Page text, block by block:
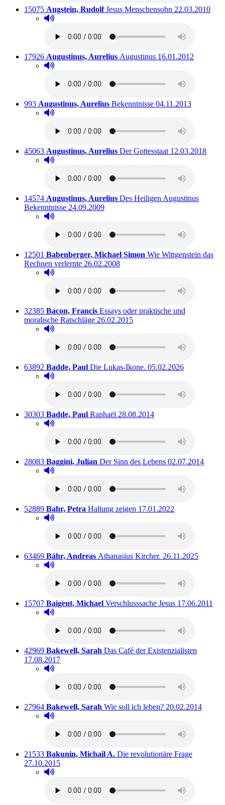
Titelnummer:
15075 von
Augstein, Rudolf:Jesus Menschensohn Ausleihbar seit
22.03.2010
Hörprobe abspielen
Hörprobe von Jesus Menschensohn
Titelnummer:
17926 von
Augustinus, Aurelius: Augustinus Ausleihbar seit dem
16.01.2012
Hörprobe abspielen
Hörprobe von Augustinus
Titelnummer:
993 von
Augustinus, Aurelius: Bekenntnisse Ausleihbar seit dem
04.11.2013
Hörprobe abspielen
Hörprobe von Bekenntnisse
Titelnummer:
45063 von
Augustinus, Aurelius: Der Gottesstaat Ausleihbar seit
12.03.2018
Hörprobe abspielen
Hörprobe von Der Gottesstaat
Titelnummer:
14574 von
Augustinus, Aurelius: Des Heiligen Augustinus
Bekenntnisse Ausleihbar seit dem
24.09.2009
Hörprobe abspielen
Hörprobe von Des Heiligen Augustinus Bekenntnisse
Titelnummer:
12501 von
Babenberger, Michael Simon Wie Wittgenstein das
Rechnen verlernte Ausleihbar seit dem
26.02.2008
Hörprobe abspielen
Hörprobe von Wie Wittgenstein das Rechnen
Titelnummer:
32385 von
Bacon, Francis: Essays oder praktische und
moralische Ratschläge Ausleihbar seit dem
26.02.2015
Hörprobe abspielen
Hörprobe von Essays oder praktische und moralische
Titelnummer:
63892 von
Badde, Paul: Die Lukas-Ikone. Ausleihbar seit dem
05.02.2026
Hörprobe abspielen
Hörprobe von Die Lukas-Ikone.
Titelnummer:
30303 von
Badde, Paul: Raphaël Ausleihbar seit dem
28.08.2014
Hörprobe abspielen
Hörprobe von Raphaël
Titelnummer:
28083 von
Baggini, Julian Der Sinn des Lebens Ausleihbar seit
02.07.2014
Hörprobe abspielen
Hörprobe von Der Sinn des Lebens
Titelnummer:
52889 von
Bahr, Petra Haltung zeigen Ausleihbar seit dem
17.01.2022
Hörprobe abspielen
Hörprobe von Haltung zeigen
Titelnummer:
63469 von
Bähr, Andreas: Athanasius Kircher. Ausleihbar seit dem
26.11.2025
Hörprobe abspielen
Hörprobe von Athanasius Kircher.
Titelnummer:
15707 von
Baigent, Michael: Verschlusssache Jesus Ausleihbar
17.06.2011
Hörprobe abspielen
Hörprobe von Verschlusssache Jesus
Titelnummer:
42969 von
Bakewell, Sarah Das Café der Existenzialisten
17.08.2017
Hörprobe abspielen
Hörprobe von Das Café der Existenzialisten
Titelnummer:
27964 von
Bakewell, Sarah Wie soll ich leben? Ausleihbar seit
20.02.2014
Hörprobe abspielen
Hörprobe von Wie soll ich leben?
Titelnummer:
21533 von
Bakunin, Michail A. Die revolutionäre Frage
27.10.2015
Hörprobe abspielen
Hörprobe von Die revolutionäre Frage